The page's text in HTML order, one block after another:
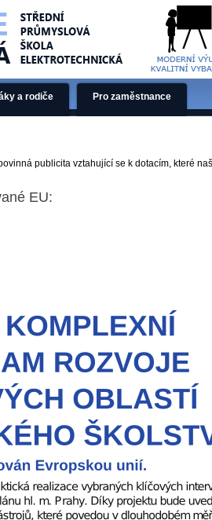
a rodiče Pro zaměstnance
publicita vztahující se k dotacím, které
EU: